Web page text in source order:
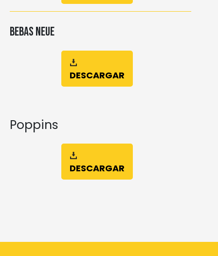
Bebas Neue
DESCARGAR
Poppins
DESCARGAR